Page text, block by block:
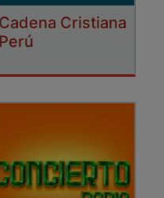
Cadena Cristiana
Perú